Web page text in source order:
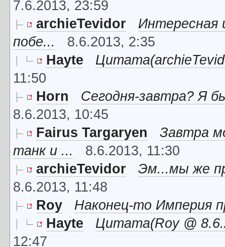
7.6.2013, 23:59
archieTevidor
Интересная
побе...
8.6.2013, 2:35
Hayte
11:50
Horn
Сегодня-завтра? Я
8.6.2013, 10:45
Fairus Targaryen
Завтра
танк и ...
8.6.2013, 11:30
archieTevidor
Эм...мы же
8.6.2013, 11:48
Roy
Наконец-то Империя
Hayte
Цитата(Roy @
12:47